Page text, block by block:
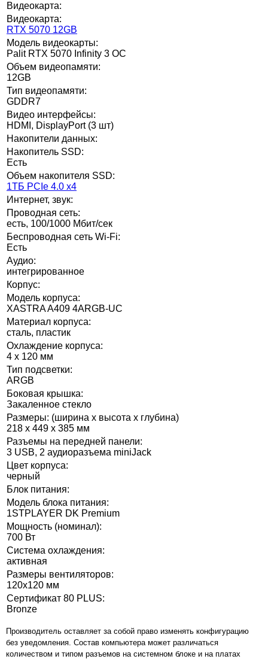
Видеокарта:
Видеокарта:
RTX 5070 12GB
Модель видеокарты:
Palit RTX 5070 Infinity 3 OC
Объем видеопамяти:
12GB
Тип видеопамяти:
GDDR7
Видео интерфейсы:
HDMI, DisplayPort (3 шт)
Накопители данных:
Накопитель SSD:
Есть
Объем накопителя SSD:
1ТБ PCIe 4.0 x4
Интернет, звук:
Проводная сеть:
есть, 100/1000 Мбит/сек
Беспроводная сеть Wi-Fi:
Есть
Аудио:
интегрированное
Корпус:
Модель корпуса:
XASTRA A409 4ARGB-UC
Материал корпуса:
сталь, пластик
Охлаждение корпуса:
4 x 120 мм
Тип подсветки:
ARGB
Боковая крышка:
Закаленное стекло
Размеры: (ширина x высота x глубина)
218 x 449 x 385 мм
Разъемы на передней панели:
3 USB, 2 аудиоразъема miniJack
Цвет корпуса:
черный
Блок питания:
Модель блока питания:
1STPLAYER DK Premium
Мощность (номинал):
700 Вт
Система охлаждения:
активная
Размеры вентиляторов:
120x120 мм
Сертификат 80 PLUS:
Bronze
Производитель оставляет за собой право изменять конфигурацию
без уведомления. Состав компьютера может различаться
количеством и типом разъемов на системном блоке и на платах